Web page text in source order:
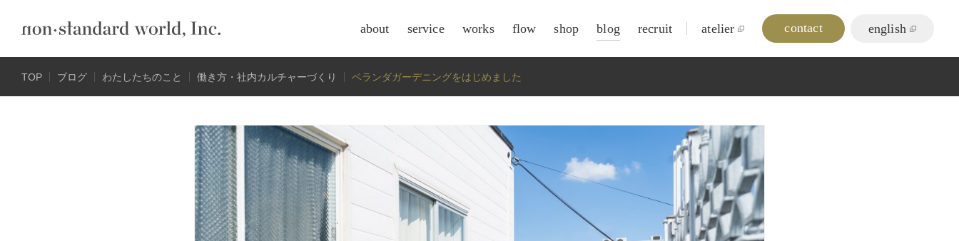
about
csr
service works flow shop blog recruit atelier contact english
TOP ブログ わたしたちのこと 働き方・社内カルチャーづくり ベランダガーデニングをはじめました